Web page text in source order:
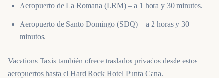
Aeropuerto de La Romana (LRM) – a 1 hora y 30 minutos.
Aeropuerto de Santo Domingo (SDQ) – a 2 horas y 30
minutos.
Vacations Taxis también ofrece traslados privados desde estos
aeropuertos hasta el Hard Rock Hotel Punta Cana.